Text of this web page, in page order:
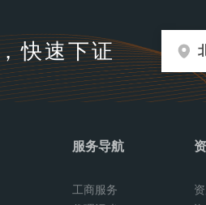
快速下证
服务导航
工商服务